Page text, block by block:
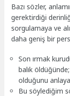
Bazı sözler,
gerektirdiği
sorgulamaya ve
daha geniş bir
Son ırmak
balık
olduğunu
Bu söylediğim